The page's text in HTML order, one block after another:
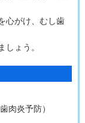
心がけ、むし歯
ょう。
肉炎予防）